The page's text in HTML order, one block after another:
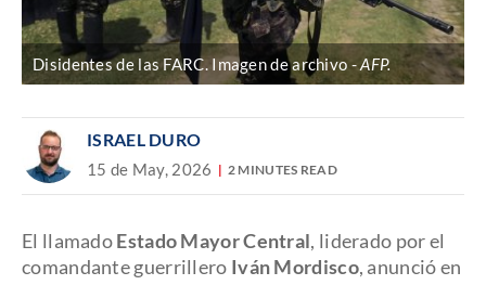
Disidentes de las FARC. Imagen de archivo AFP.
ISRAEL DURO
15 de May, 2026 2 MINUTES READ
El llamadoEstado Mayor Central, liderado por el
comandante guerrillero Iván Mordisco, anunció en